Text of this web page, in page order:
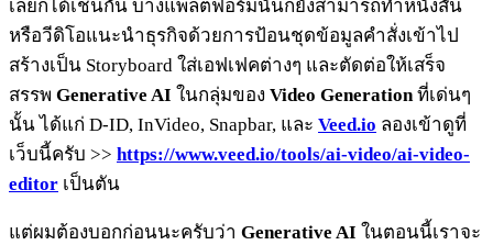
เลยก็ได้เช่นกัน บางแพลตฟอร์มนั้นก็ยังสามารถทำหนังสั้น
หรือวีดิโอแนะนำธุรกิจด้วยการป้อนชุดข้อมูลคำสั่งเข้าไป
สร้างเป็น Storyboard ใส่เอฟเฟคต่างๆ และตัดต่อให้เสร็จ
สรรพ Generative AI ในกลุ่มของ Video Generationที่เด่นๆ
นั้น ได้แก่ D-ID, InVideo, Snapbar, และ Veed.io ลองเข้าดูที่
เว็บนี้ครับ >> https://www.veed.io/tools/ai-video/ai-video-
editor เป็นตัน
แต่ผมต้องบอกก่อนนะครับว่า Generative AI ในตอนนี้เราจะ